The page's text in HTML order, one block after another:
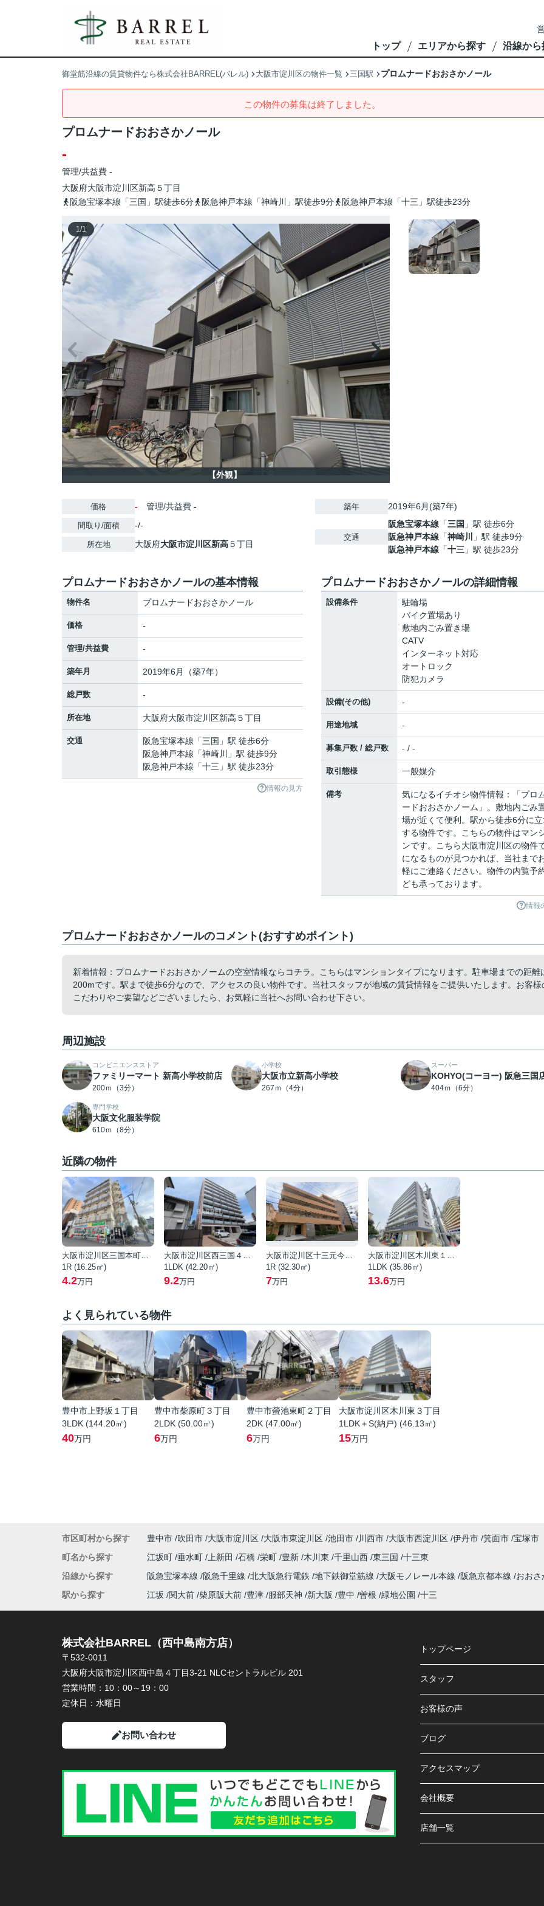
トップ エリアから探す 沿線から
御堂筋沿線の賃貸物件なら株式会社BARREL(バレル) 大阪市淀川区の物件一覧 三国駅 プロムナードおおさかノール
この物件の募集は終了しました。
プロムナードおおさかノール
-
管理/共益費 -
大阪府大阪市淀川区新高 ５丁目
阪急宝塚本線「三国」駅徒歩6分
阪急神戸本線「神崎川」駅徒歩9分 阪急神戸本線「十三」駅徒歩23分
1/1
【外観】
価格 - 管理/共益費 -
間取り/面積 -/-
所在地 大阪府大阪市淀川区新高５丁目
築年 2019年6月(築7年)
交通
阪急宝塚本線 「三国 」駅 徒歩6分
阪急神戸本線 「神崎川
」駅 徒歩9分
阪急神戸本線 「十三 」駅 徒歩23分
プロムナードおおさかノールの基本情報
物件名 プロムナードおおさかノール
価格 -
管理/共益費 -
築年月 2019年6月（築7年）
総戸数 -
所在地 大阪府大阪市淀川区新高 ５丁目
交通 阪急宝塚本線 「三国 」駅 徒歩6分
阪急神戸本線 「神崎川
」駅 徒歩9分
阪急神戸本線 「十三 」駅 徒歩23分
情報の見方
プロムナードおおさかノールの詳細情報
設備条件
駐輪場
バイク置場あり
敷地内ごみ置き場
CATV
インターネット対応
オートロック
防犯カメラ
設備(その他) -
用途地域 -
募集戸数 / 総戸数 - / -
取引態様 一般媒介
備考
気になるイチオシ物件情報：「プロ
ードおおさかノーム」。敷地内ごみ
場が近くて便利。駅から徒歩6分に
する物件です。こちらの物件はマン
ンです。こちら大阪市淀川区の物件
になるものが見つかれば、当社まで
軽にご連絡ください。物件の内覧予
ども承っております。
情報
プロムナードおおさかノールのコメント(おすすめポイント)
新着情報：プロムナードおおさかノームの空室情報ならコチラ。こちらはマンションタイプになります。駐車場までの距離
200mです。駅まで徒歩6分なので、アクセスの良い物件です。当社スタッフが地域の賃貸情報をご提供いたします。お客様
こだわりやご要望などございましたら、お気軽に当社へお問い合わせ下さい。
周辺施設
コンビニエンスストア
ファミリーマート 新高小学校前店
200ｍ（3分）
小学校
大阪市立新高小学校
267ｍ（4分）
スーパー
KOHYO(コーヨー) 阪急三国
404ｍ（6分）
専門学校
大阪文化服装学院
610ｍ（8分）
近隣の物件
大阪市淀川区三国本町２丁目
1R (16.25㎡)
4.2万円
大阪市淀川区西三国４丁目
1LDK (42.20㎡)
9.2万円
大阪市淀川区十三元今里１丁目
1R (32.30㎡)
7万円
大阪市淀川区木川東１丁目
1LDK (35.86㎡)
13.6万円
よく見られている物件
豊中市上野坂１丁目
3LDK (144.20㎡)
40万円
豊中市柴原町３丁目
2LDK (50.00㎡)
6万円
豊中市螢池東町２丁目
2DK (47.00㎡)
6万円
大阪市淀川区木川東３丁目
1LDK＋S(納戸) (46.13㎡)
15万円
市区町村から探す 豊中市 吹田市 大阪市淀川区 大阪市東淀川区 池田市 川西市 大阪市西淀川区 伊丹市 箕面市 宝塚市
町名から探す
江坂町 垂水町 上新田 石橋 栄町 豊新 木川東 千里山西 東三国
十三東
沿線から探す
阪急宝塚本線 阪急千里線 北大阪急行電鉄 地下鉄御堂筋線 大阪モノレール本線 阪急京都本線 おおさ
駅から探す
江坂 関大前 柴原阪大前 豊津 服部天神 新大阪 豊中 曽根 緑地公園 十三
株式会社BARREL（西中島南方店）
〒532-0011
大阪府大阪市淀川区西中島４丁目3-21 NLCセントラルビル 201
営業時間： 10：00～19：00
定休日： 水曜日
お問い合わせ
トップページ
スタッフ
お客様の声
ブログ
アクセスマップ
会社概要
店舗一覧